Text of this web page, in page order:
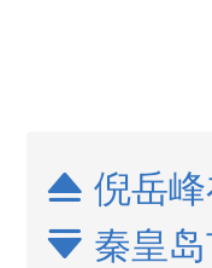
 倪岳
 秦皇